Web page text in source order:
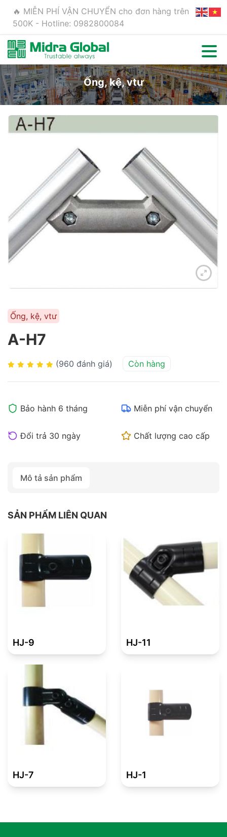
🔥 MIỄN PHÍ VẬN CHUYỂN cho đơn hàng trên
500K - Hotline: 0982800084
Ống, kệ, vtư
Ống, kệ, vtư
A-H7
(960 đánh giá) Còn hàng
Bảo hành 6 tháng Miễn phí vận chuyển
Đổi trả 30 ngày Chất lượng cao cấp
Mô tả sản phẩm
SẢN PHẨM LIÊN QUAN
HJ-9 HJ-11
HJ-7 HJ-1